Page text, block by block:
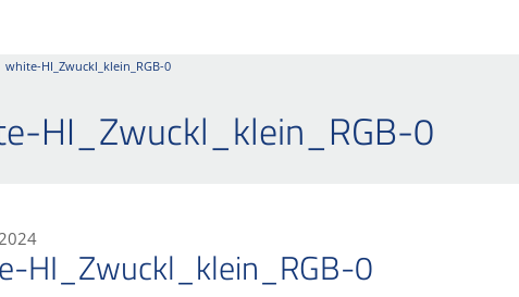
white-HI_Zwuckl_klein_RGB-0
HI_Zwuckl_klein_RGB-0
HI_Zwuckl_klein_RGB-0